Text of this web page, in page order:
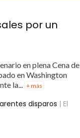
por un
en plena Cena de
en Washington
la...
+ más
disparos | El